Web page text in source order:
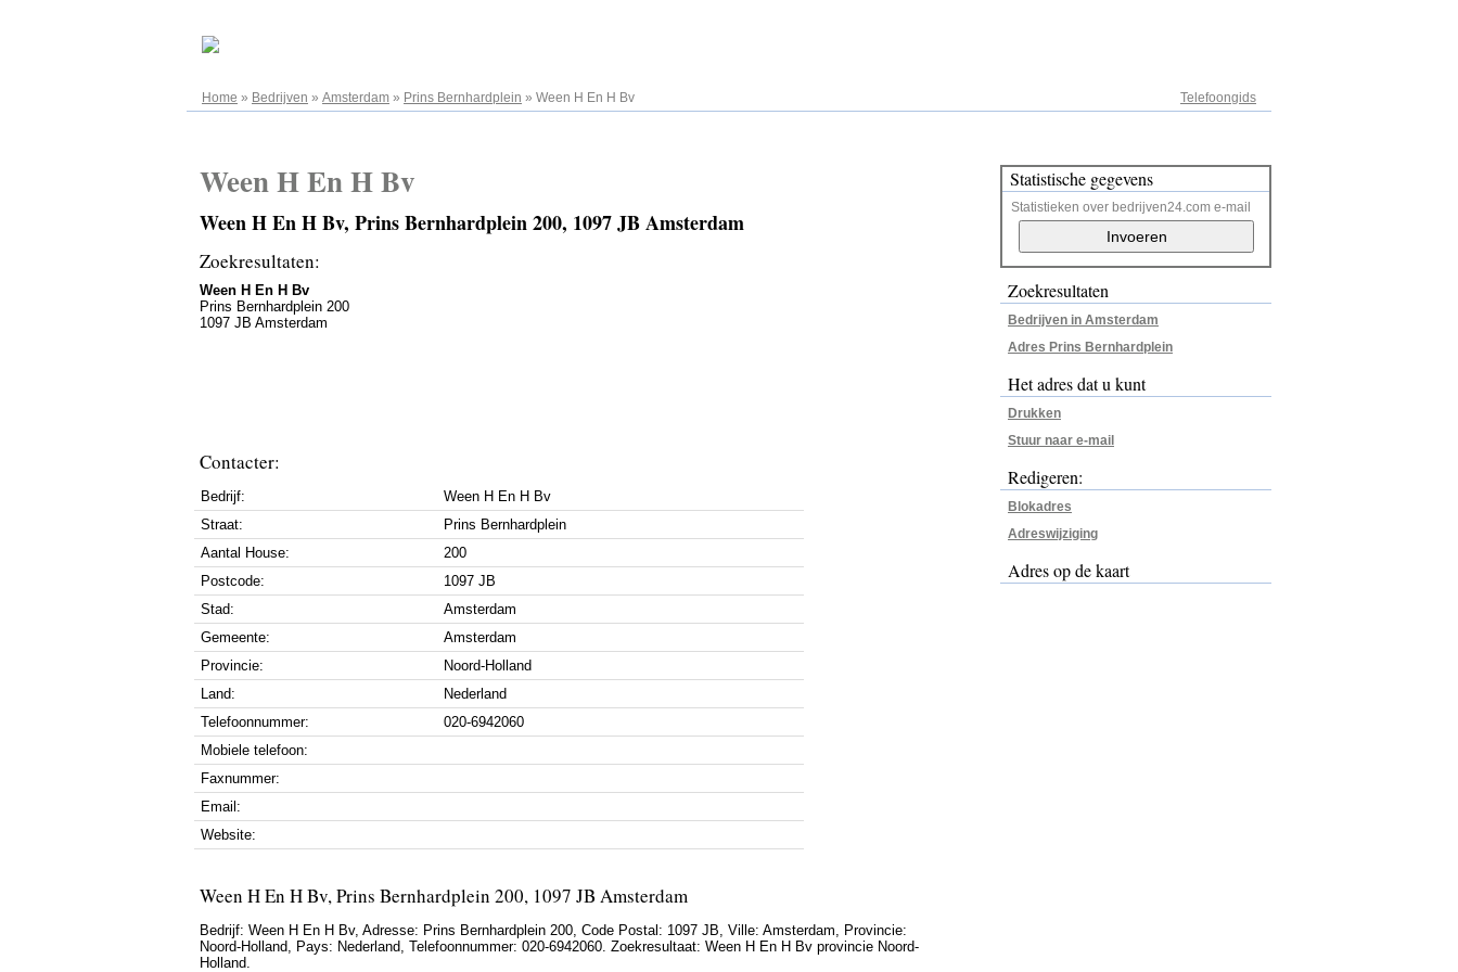
Telefoongids
Home » Bedrijven » Amsterdam » Prins Bernhardplein » Ween H En H Bv
Ween H En H Bv
Ween H En H Bv, Prins Bernhardplein 200, 1097 JB Amsterdam
Zoekresultaten:
Ween H En H Bv
Prins Bernhardplein 200
1097 JB Amsterdam
Contacter:
Bedrijf:
Ween H En H Bv
Straat:
Prins Bernhardplein
Aantal House:
200
Postcode:
1097 JB
Stad:
Amsterdam
Gemeente:
Amsterdam
Provincie:
Noord-Holland
Land:
Nederland
Telefoonnummer:
020-6942060
Mobiele telefoon:
Faxnummer:
Email:
Website:
Ween H En H Bv, Prins Bernhardplein 200, 1097 JB Amsterdam
Bedrijf: Ween H En H Bv, Adresse: Prins Bernhardplein 200, Code Postal: 1097 JB, Ville: Amsterdam, Provincie:
Noord-Holland, Pays: Nederland, Telefoonnummer: 020-6942060. Zoekresultaat: Ween H En H Bv provincie Noord-
Holland.
Statistische gegevens
Statistieken over bedrijven24.com e-mail
Zoekresultaten
Bedrijven in Amsterdam
Adres Prins Bernhardplein
Het adres dat u kunt
Drukken
Stuur naar e-mail
Redigeren:
Blokadres
Adreswijziging
Adres op de kaart